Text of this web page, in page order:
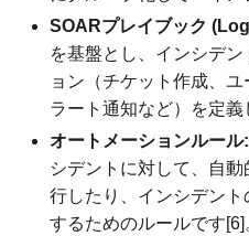
SOARプレイブック
を基盤とし、インシデ
ョン（チケット作成、
ラート通知など）を定義
オートメーションルール:
シデントに対して、自
行したり、インシデント
するためのルールです[6]